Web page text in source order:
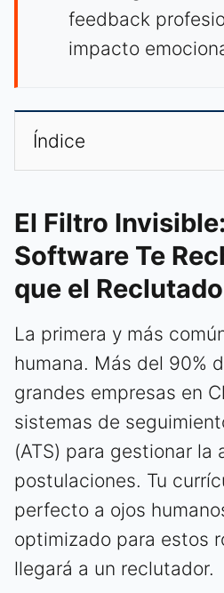
feedback
impacto
Índice
El Filtro
Software Te
que el
La primera y más
humana. Más del 90%
grandes empresas en
sistemas de
(ATS) para gestionar la
postulaciones. Tu
perfecto a ojos
optimizado para estos
llegará a un reclutador.